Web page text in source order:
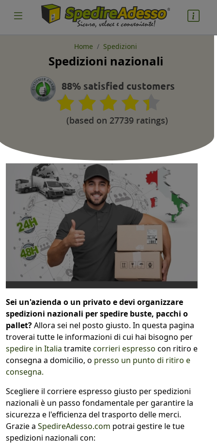
cosa spedire
Pacco
Nazione partenza
Nazione arrivo
quantità
1
COLLO 1
cm cm
calcola
Home Spedizioni
Spedizioni nazionali
88% satisfied customers
(based on 27739 ratings)
Sei un'azienda o un privato e devi organizzare
spedizioni nazionali per spedire buste, pacchi o
pallet?Allora sei nel posto giusto. In questa pagina
troverai tutte le informazioni di cui hai bisogno per
spedire in Italia tramitecorrieri espresso con ritiro e
consegna a domicilio, o presso un punto di ritiro e
consegna.
Scegliere il corriere espresso giusto per spedizioni
nazionali è un passo fondamentale per garantire la
sicurezza e l'efficienza del trasporto delle merci.
Grazie a SpedireAdesso.com potrai gestire le tue
spedizioni nazionali con: